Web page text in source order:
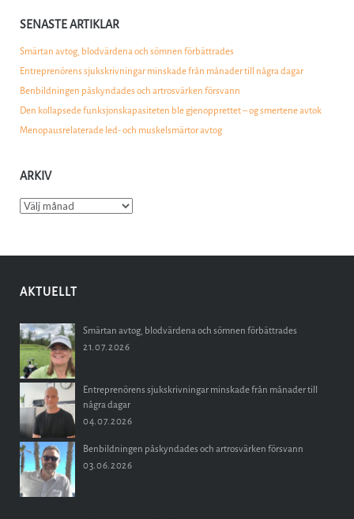
SENASTE ARTIKLAR
Smärtan avtog, blodvärdena och sömnen förbättrades
Entreprenörens sjukskrivningar minskade från månader till några dagar
Benbildningen påskyndades och artrosvärken försvann
Den kollapsede funksjonskapasiteten ble gjenopprettet – og smertene avtok
Menopausrelaterade led- och muskelsmärtor avtog
ARKIV
Arkiv
AKTUELLT
Smärtan avtog, blodvärdena och sömnen förbättrades
21.07.2026
Entreprenörens sjukskrivningar minskade från månader till
några dagar
04.07.2026
Benbildningen påskyndades och artrosvärken försvann
03.06.2026